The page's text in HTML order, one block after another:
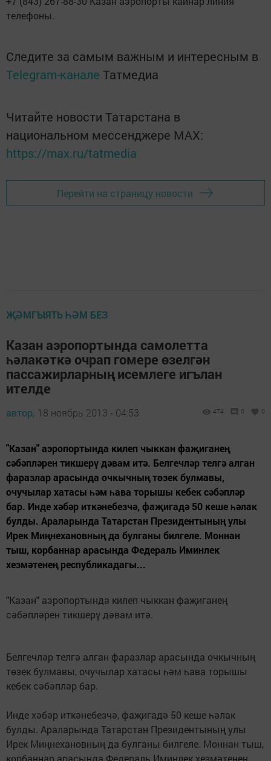
телефоны.
Следите за самым важным и интересным в
Telegram-канале Татмедиа
Читайте новости Татарстана в
национальном мессенджере MАХ:
https://max.ru/tatmedia
Перейти на страницу новости
ҖӘМГЫЯТЬ ҺӘМ БЕЗ
Казан аэропортында самолетта
һәлакәткә очрап гомере өзелгән
пассажирларның исемлеге игълан
ителде
автор, 18 ноябрь 2013 - 04:53 474 0 0
"Казан" аэропортында килеп чыккан фаҗиганең
сәбәпләрен тикшерү дәвам итә. Белгечләр телгә алган
фаразлар арасында очкычның төзек булмавы,
очучылар хатасы һәм һава торышы кебек сәбәпләр
бар. Инде хәбәр иткәнебезчә, фаҗигадә 50 кеше һәлак
булды. Араларында Татарстан Президентының улы
Ирек Миңнехановның да булганы билгеле. Моннан
тыш, корбаннар арасында Федераль Иминлек
хезмәтенең республикадагы...
"Казан" аэропортында килеп чыккан фаҗиганең
сәбәпләрен тикшерү дәвам итә.
Белгечләр телгә алган фаразлар арасында очкычның
төзек булмавы, очучылар хатасы һәм һава торышы
кебек сәбәпләр бар.
Инде хәбәр иткәнебезчә, фаҗигадә 50 кеше һәлак
булды. Араларында Татарстан Президентының улы
Ирек Миңнехановның да булганы билгеле. Моннан тыш,